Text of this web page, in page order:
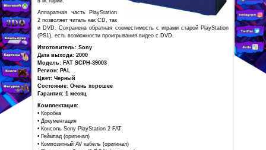
ТОВАРЫ В
ИНТЕРНЕТ-
МАГАЗИНЕ
CONSOLESSHOP
выпущенная компанией Sony,
наследница PlayStation и
предшественница PlayStation
3, ставшая наиболее быстро
продаваемой и самой
популярной игровой консолью
в истории.
Аппаратная часть PlayStation
2 позволяет читать как CD, так
и DVD. Сохранена обратная совместимость с играми
(PS1), есть возможности проигрывания видео с DVD.
Изготовитель: Sony